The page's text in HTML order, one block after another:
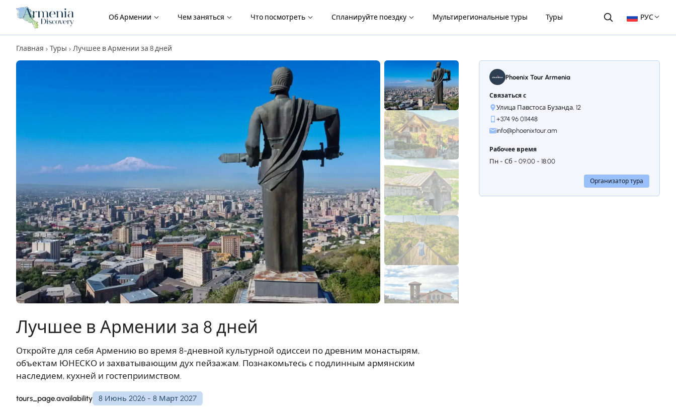
Об Армении Чем заняться Что посмотреть Спланируйте поездку Мультирегиональные туры Туры РУС
Главная Туры Лучшее в Армении за 8 дней
Лучшее в Армении за 8 дней
Откройте для себя Армению во время 8-дневной культурной одиссеи по древним монастырям,
объектам ЮНЕСКО и захватывающим дух пейзажам. Познакомьтесь с подлинным армянским
наследием, кухней и гостеприимством.
tours_page.availability 8 Июнь 2026 - 8 Март 2027
Phoenix Tour Armenia
Связаться с
Улица Павстоса Бузанда, 12
+374 96 011448
info@phoenixtour.am
Рабочее время
Пн - Сб - 09:00 - 18:00
Организатор тура